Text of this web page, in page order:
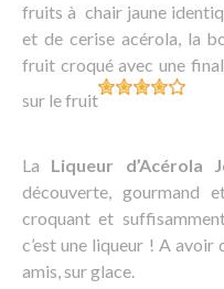
fruits à chair jaune
et de cerise acérola, la
fruit croqué avec une
sur le fruit
La Liqueur d’Acérola
découverte, gourmand
croquant et
c’est une liqueur ! A avoir
amis, sur glace.